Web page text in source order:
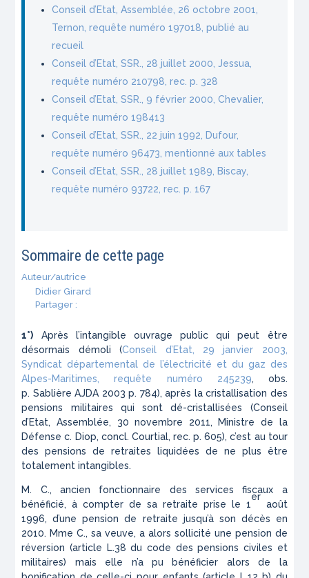
Conseil d’Etat, Assemblée, 26 octobre 2001,
Ternon, requête numéro 197018, publié au
recueil
Conseil d’Etat, SSR., 28 juillet 2000, Jessua,
requête numéro 210798, rec. p. 328
Conseil d’Etat, SSR., 9 février 2000, Chevalier,
requête numéro 198413
Conseil d’Etat, SSR., 22 juin 1992, Dufour,
requête numéro 96473, mentionné aux tables
Conseil d’Etat, SSR., 28 juillet 1989, Biscay,
requête numéro 93722, rec. p. 167
Sommaire de cette page
Auteur/autrice
Didier Girard
Partager :
1°) Après l’intangible ouvrage public qui peut être
désormais démoli (Conseil d’Etat, 29 janvier 2003,
Syndicat départemental de l’électricité et du gaz des
Alpes-Maritimes, requête numéro 245239, obs.
p. Sablière AJDA 2003 p. 784), après la cristallisation des
pensions militaires qui sont dé-cristallisées (Conseil
d’Etat, Assemblée, 30 novembre 2011, Ministre de la
Défense c. Diop, concl. Courtial, rec. p. 605), c’est au tour
des pensions de retraites liquidées de ne plus être
totalement intangibles.
M. C., ancien fonctionnaire des services fiscaux a
bénéficié, à compter de sa retraite prise le 1
er
août
1996, d’une pension de retraite jusqu’à son décès en
2010. Mme C., sa veuve, a alors sollicité une pension de
réversion (article L.38 du code des pensions civiles et
militaires) mais elle n’a pu bénéficier alors de la